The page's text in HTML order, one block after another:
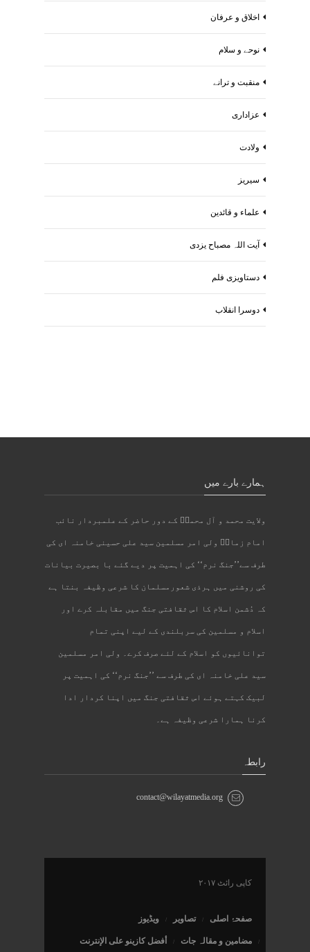
اخلاق و عرفان
نوحے و سلام
منقبت و ترانے
عزاداری
ولادت
سیریز
علماء و قائدین
آیت اللہ مصباح یزدی
دستاویزی فلم
دوسرا انقلاب
ہمارے بارے میں
ولایت محمد و آل محمدؐ کے دور حاضر کے علمبردار نائب
امام زمانؑ ولی امر مسلمین سید علی حسینی خامنہ ای کی
طرف سے’’جنگ نرم‘‘ کی اہمیت پر دیے گئے با بصیرت بیانات
کی روشنی میں ہرذی شعورمسلمان کا شرعی وظیفہ بنتا ہے
کہ دُشمن اسلام کا اس ثقافتی جنگ میں مقابلہ کرے اور
اسلام و مسلمین کی سربلندی کے لیے اپنی تمام
توانائیوں کو اسلام کے لئے صرف کرے۔ ولی امر مسلمین
سید علی خامنہ ای کی طرف سے ’’جنگ نرم‘‘ کی اہمیت پر
لبیک کہتے ہوئے اس ثقافتی جنگ میں اپنا کردار ادا
کرنا ہمارا شرعی وظیفہ ہے۔
رابطہ
contact@wilayatmedia.org
کاپی رائٹ ۲۰۱۷
صفحۂ اصلی تصاویر ویڈیوز
مضامین و مقالہ جات أفضل كازينو على الإنترنت